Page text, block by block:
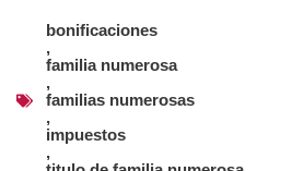
bonificaciones
,
familia numerosa
,
familias numerosas
,
impuestos
,